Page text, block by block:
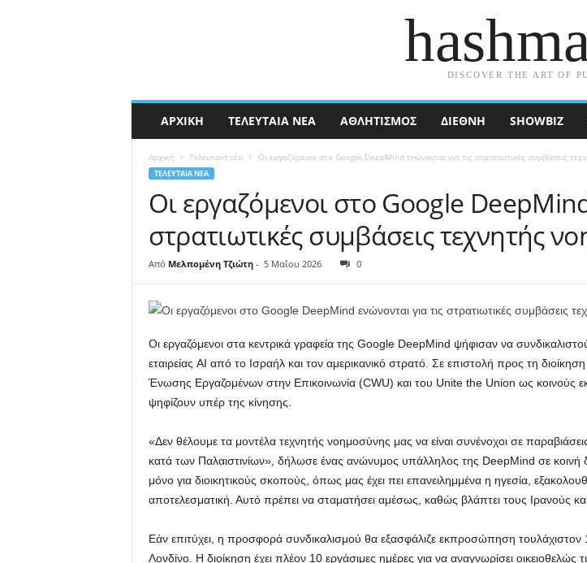
DISCOVER THE ART OF
ΑΡΧΙΚΉ ΤΕΛΕΥΤΑΊΑ ΝΈΑ ΑΘΛΗΤΙΣΜΟΣ ΔΙΕΘΝΉ SHOWBIZ
Αρχική Τελευταία νέα Οι εργαζόμενοι στο Google DeepMind ενώνονται για τις στρατιωτικές συμβάσεις
ΤΕΛΕΥΤΑΊΑ ΝΈΑ
Οι εργαζόμενοι στο Google
στρατιωτικές συμβάσεις τεχνητής
Από Μελπομένη Τζιώτη - 5 Μαΐου 2026 0
Οι εργαζόμενοι στα κεντρικά γραφεία της Google DeepMind ψήφισαν να
εταιρείας AI από το Ισραήλ και τον αμερικανικό στρατό. Σε επιστολή προς τη
Ένωσης Εργαζομένων στην Επικοινωνία (CWU) και του Unite the Union ως
ψηφίζουν υπέρ της κίνησης.
«Δεν θέλουμε τα μοντέλα τεχνητής νοημοσύνης μας να είναι συνένοχοι σε
κατά των Παλαιστινίων», δήλωσε ένας ανώνυμος υπάλληλος της DeepMind σε κοινή
μόνο για διοικητικούς σκοπούς, όπως μας έχει πει επανειλημμένα η ηγεσία,
αποτελεσματική. Αυτό πρέπει να σταματήσει αμέσως, καθώς βλάπτει τους Ιρανούς
Εάν επιτύχει, η προσφορά συνδικαλισμού θα εξασφάλιζε εκπροσώπηση
Λονδίνο. Η διοίκηση έχει πλέον 10 εργάσιμες ημέρες για να αναγνωρίσει